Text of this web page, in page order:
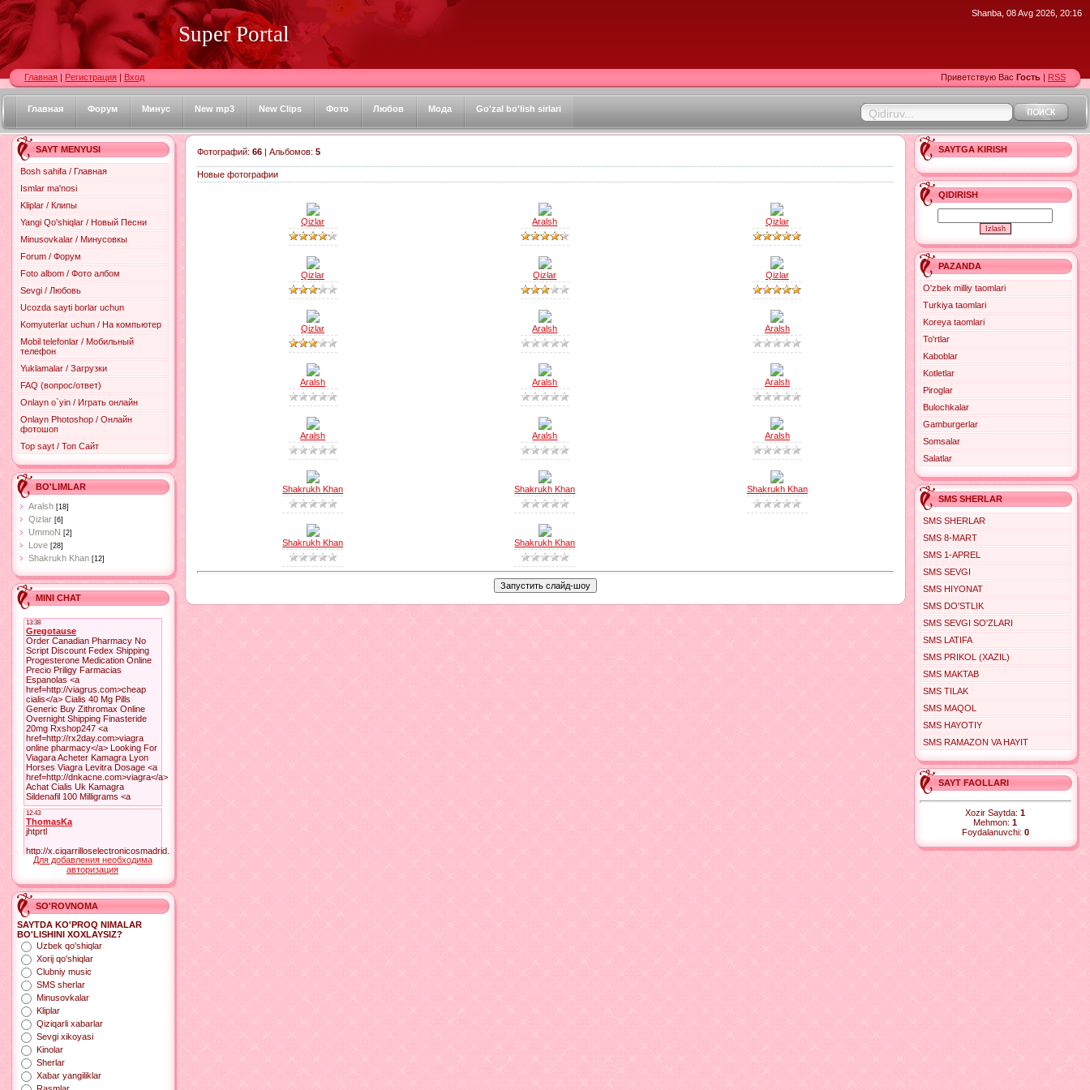
Super Portal
Shanba, 08 Avg 2026, 20:16
Главная | Регистрация | Вход Приветствую Вас Гость | RSS
Главная Форум Минус New mp3 New Clips Фото Любов Мода Go'zal bo'lish sirlari
SAYT MENYUSI
Bosh sahifa / Главная
Ismlar ma'nosi
Kliplar / Клипы
Yangi Qo'shiqlar / Новый Песни
Minusovkalar / Минусовкы
Forum / Форум
Foto albom / Фото албом
Sevgi / Любовь
Ucozda sayti borlar uchun
Komyuterlar uchun / На компьютер
Mobil telefonlar / Mобильный
телефон
Yuklamalar / Загрузки
FAQ (вопрос/ответ)
Onlayn o`yin / Играть онлайн
Onlayn Photoshop / Онлайн
фотошоп
Top sayt / Топ Сайт
BO'LIMLAR
Aralsh [18]
Qizlar [6]
UmmoN [2]
Love [28]
Shakrukh Khan [12]
MINI CHAT
Для добавления необходима
авторизация
SO'ROVNOMA
SAYTDA KO'PROQ NIMALAR
BO'LISHINI XOXLAYSIZ?
Uzbek qo'shiqlar
Xorij qo'shiqlar
Clubniy music
SMS sherlar
Minusovkalar
Kliplar
Qiziqarli xabarlar
Sevgi xikoyasi
Kinolar
Sherlar
Xabar yangiliklar
Фотографий: 66| Альбомов: 5
Новые фотографии
Qizlar Aralsh Qizlar
Qizlar Qizlar Qizlar
Qizlar Aralsh Aralsh
Aralsh Aralsh Aralsh
Aralsh Aralsh Aralsh
Shakrukh Khan Shakrukh Khan Shakrukh Khan
Shakrukh Khan Shakrukh Khan
SAYTGA KIRISH
QIDIRISH
PAZANDA
O'zbek milliy taomlari
Turkiya taomlari
Koreya taomlari
To'rtlar
Kaboblar
Kotletlar
Piroglar
Bulochkalar
Gamburgerlar
Somsalar
Salatlar
SMS SHERLAR
SMS SHERLAR
SMS 8-MART
SMS 1-APREL
SMS SEVGI
SMS HIYONAT
SMS DO'STLIK
SMS SEVGI SO'ZLARI
SMS LATIFA
SMS PRIKOL (XAZIL)
SMS MAKTAB
SMS TILAK
SMS MAQOL
SMS HAYOTIY
SMS RAMAZON VA HAYIT
SAYT FAOLLARI
Xozir Saytda: 1
Mehmon: 1
Foydalanuvchi: 0